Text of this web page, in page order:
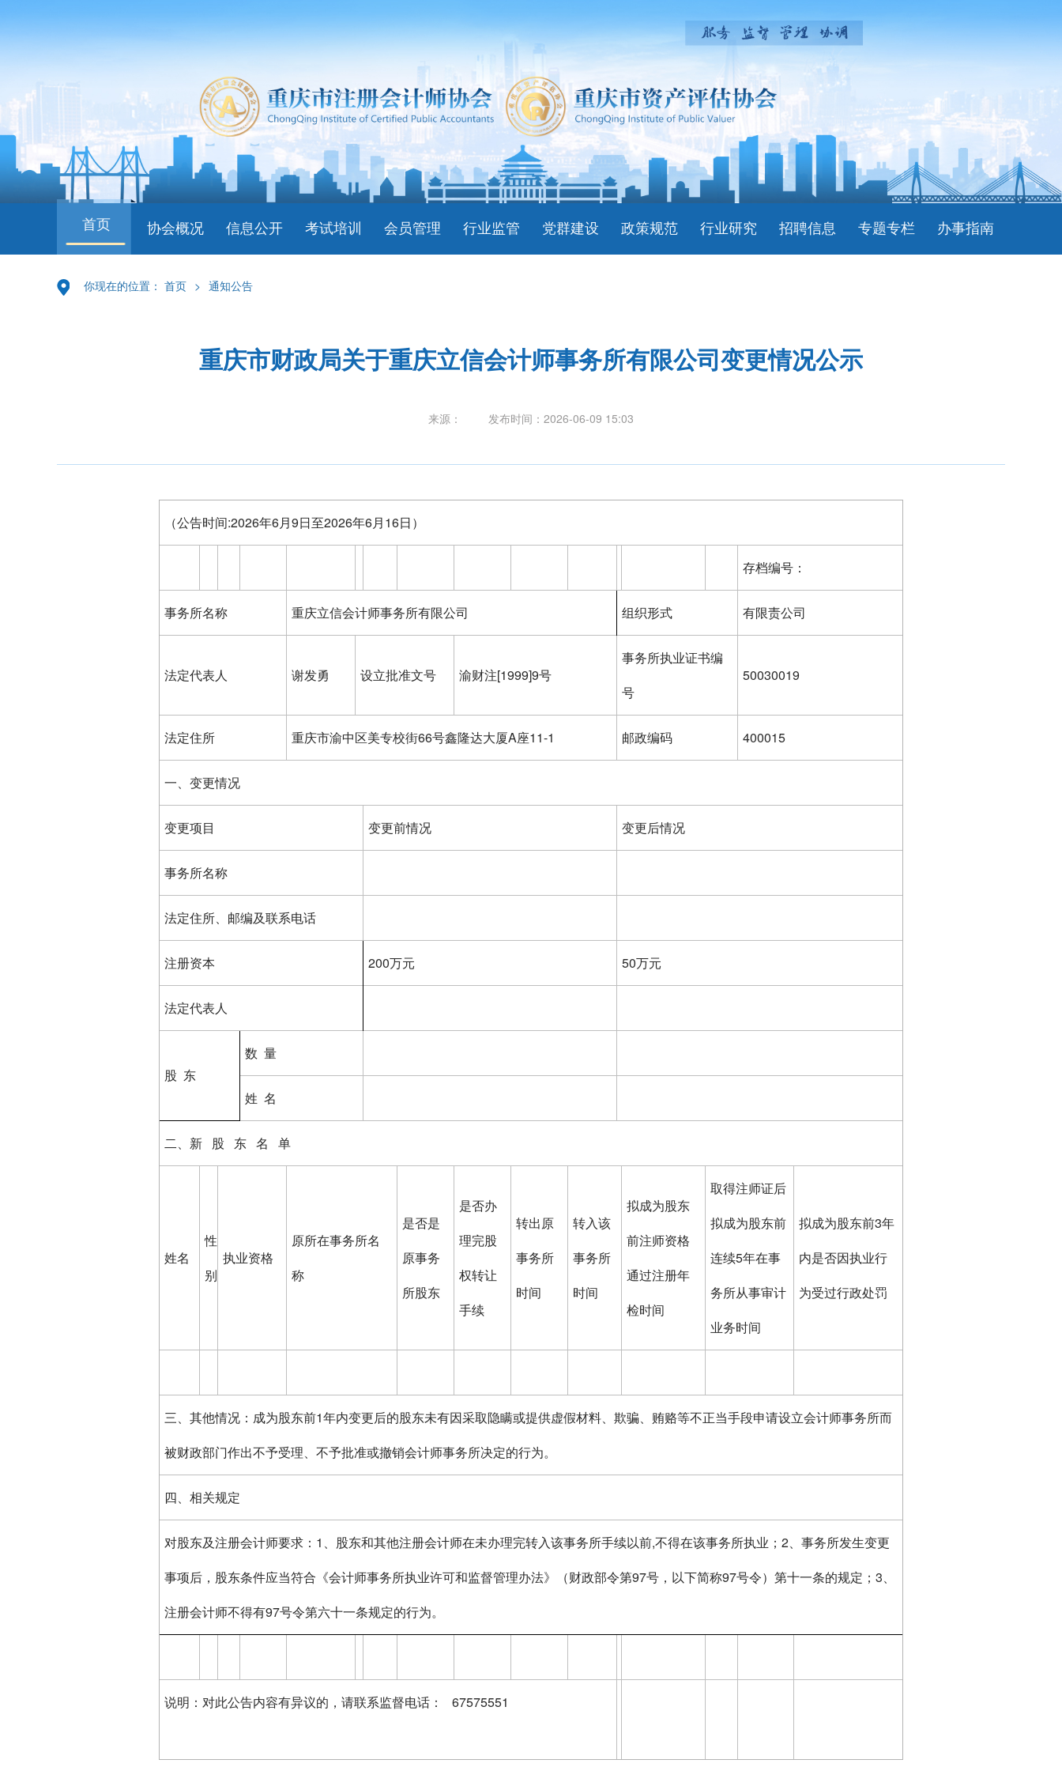
首页 协会概况 信息公开 考试培训 会员管理 行业监管 党群建设 政策规范 行业研究 招聘信息 专题专栏 办事指南
你现在的位置： 首页 > 通知公告
重庆市财政局关于重庆立信会计师事务所有限公司变更情况公示
来源： 发布时间： 2026-06-09 15:03
（公告时间:2026年6月9日至2026年6月16日）
存档编号：
事务所名称 重庆立信会计师事务所有限公司 组织形式 有限责公司
法定代表人 谢发勇 设立批准文号 渝财注[1999]9号
事务所执业证书编
号
50030019
法定住所 重庆市渝中区美专校街66号鑫隆达大厦A座11-1 邮政编码 400015
一、变更情况
变更项目 变更前情况 变更后情况
事务所名称
法定住所、邮编及联系电话
注册资本 200万元 50万元
法定代表人
股 东
数 量
姓 名
二、新 股 东 名 单
姓名
性
别
执业资格
原所在事务所名
称
是否是
原事务
所股东
是否办
理完股
权转让
手续
转出原
事务所
时间
转入该
事务所
时间
拟成为股东
前注师资格
通过注册年
检时间
取得注师证后
拟成为股东前
连续5年在事
务所从事审计
业务时间
拟成为股东前3年
内是否因执业行
为受过行政处罚
三、其他情况：成为股东前1年内变更后的股东未有因采取隐瞒或提供虚假材料、欺骗、贿赂等不正当手段申请设立会计师事务所而
被财政部门作出不予受理、不予批准或撤销会计师事务所决定的行为。
四、相关规定
对股东及注册会计师要求：1、股东和其他注册会计师在未办理完转入该事务所手续以前,不得在该事务所执业；2、事务所发生变更
事项后，股东条件应当符合《会计师事务所执业许可和监督管理办法》（财政部令第97号，以下简称97号令）第十一条的规定；3、
注册会计师不得有97号令第六十一条规定的行为。
说明：对此公告内容有异议的，请联系监督电话： 67575551